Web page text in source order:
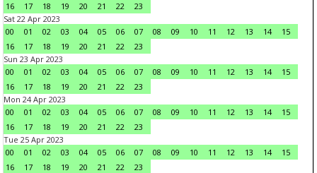
16
17 18 19 20 21 22
23
Sat 22 Apr 2023
00
01 02 03 04 05 06 07 08 09 10 11 12 13 14
15
16
17 18 19 20 21 22
23
Sun 23 Apr 2023
00
01 02 03 04 05 06 07 08 09 10 11 12 13 14
15
16
17 18 19 20 21 22
23
Mon 24 Apr 2023
00
01 02 03 04 05 06 07 08 09 10 11 12 13 14
15
16
17 18 19 20 21 22
23
Tue 25 Apr 2023
00
01 02 03 04 05 06 07 08 09 10 11 12 13 14
15
16
17 18 19 20 21 22
23